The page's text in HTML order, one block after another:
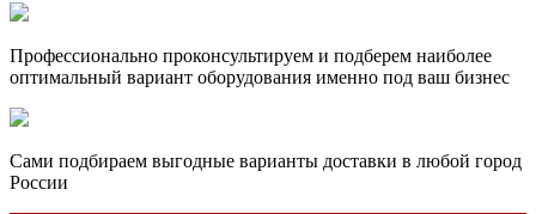
Профессионально проконсультируем и подберем наиболее
оптимальный вариант оборудования именно под ваш бизнес
Сами подбираем выгодные варианты доставки в любой город
России